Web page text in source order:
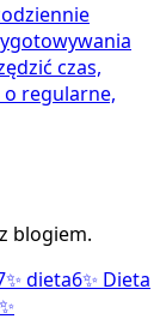
czas,
regularne,
blogiem.
✨ dieta6✨ Dieta
✨